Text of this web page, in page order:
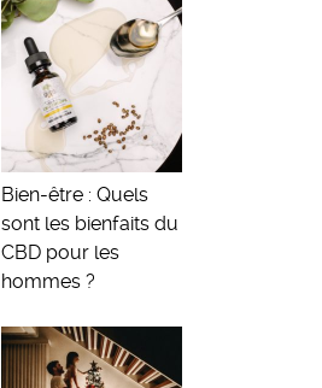
Bien-être : Quels
sont les bienfaits du
CBD pour les
hommes ?